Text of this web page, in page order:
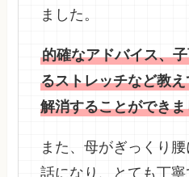
ました。
的確なアドバイス、
るストレッチなど教
解消することができ
また、母がぎっくり
話になり、とても丁